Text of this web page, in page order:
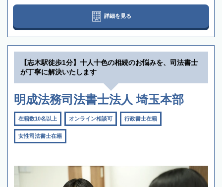
詳細を見る
【志木駅徒歩1分】十人十色の相続のお悩みを、司法書士
が丁寧に解決いたします
明成法務司法書士法人 埼玉本部
在籍数10名以上 オンライン相談可 行政書士在籍
女性司法書士在籍